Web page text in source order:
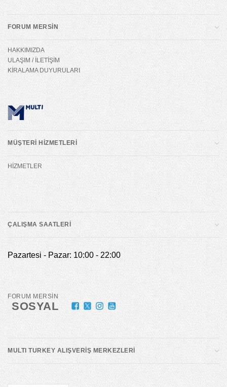
FORUM MERSİN
HAKKIMIZDA
ULAŞIM / İLETİŞİM
KİRALAMA DUYURULARI
MÜŞTERİ HİZMETLERİ
HİZMETLER
ÇALIŞMA SAATLERİ
Pazartesi - Pazar: 10:00 - 22:00
FORUM MERSİN
SOSYAL
MULTI TURKEY ALIŞVERİŞ MERKEZLERİ